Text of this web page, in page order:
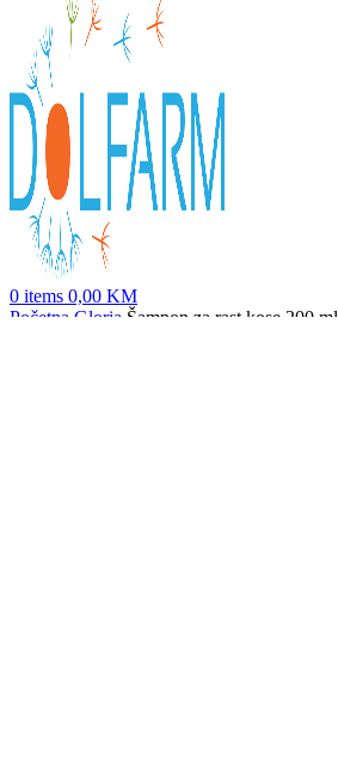
0 items 0,00 KM
Početna Gloria Šampon za rast kose 200 ml